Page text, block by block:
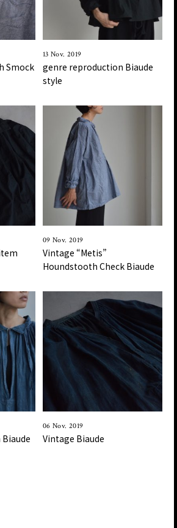
Smock
13 Nov. 2019
genre reproduction Biaude
style
09 Nov. 2019
Vintage “Metis”
Houndstooth Check Biaude
06 Nov. 2019
Vintage Biaude